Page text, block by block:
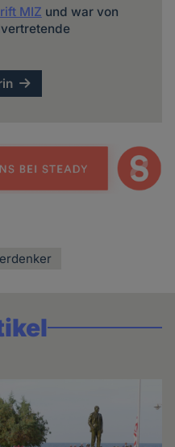
MIZ und war von